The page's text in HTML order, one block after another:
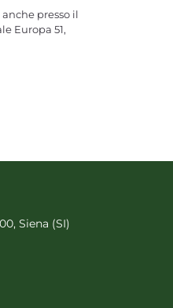
presso il
Europa 51,
Siena (SI)